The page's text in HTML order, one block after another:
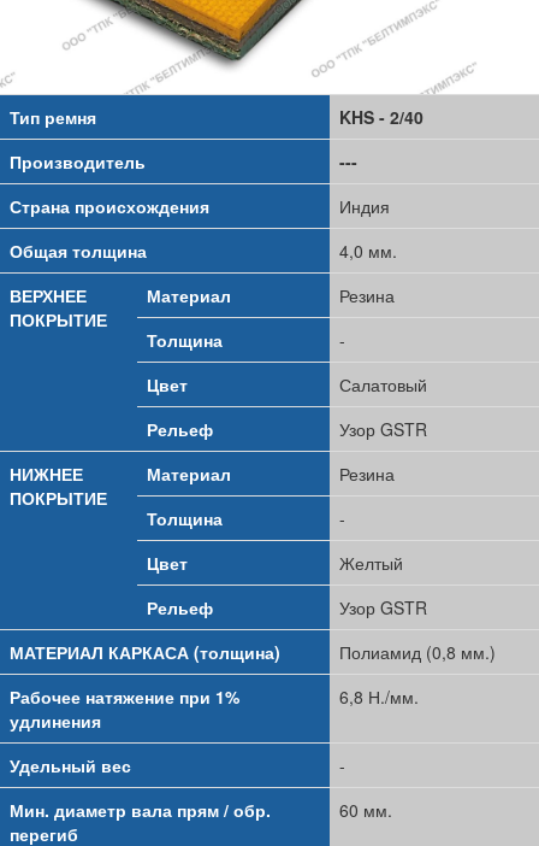
Тип ремня
KHS - 2/40
Производитель
---
Страна происхождения
Индия
Общая толщина
4,0 мм.
ВЕРХНЕЕ
ПОКРЫТИЕ
Материал
Резина
Толщина
-
Цвет
Салатовый
Рельеф
Узор GSTR
НИЖНЕЕ
ПОКРЫТИЕ
Материал
Резина
Толщина
-
Цвет
Желтый
Рельеф
Узор GSTR
МАТЕРИАЛ КАРКАСА (толщина)
Полиамид (0,8 мм.)
Рабочее натяжение при 1%
удлинения
6,8 Н./мм.
Удельный вес
-
Мин. диаметр вала прям / обр.
перегиб
60 мм.